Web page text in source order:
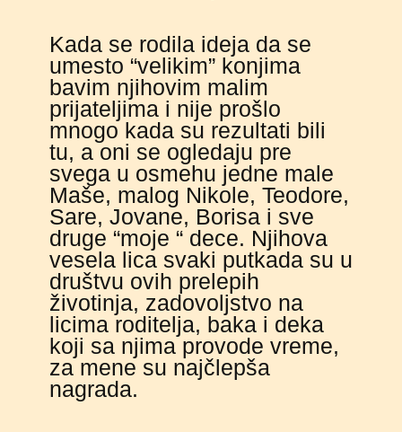
Kada se rodila ideja da se
umesto “velikim” konjima
bavim njihovim malim
prijateljima i nije prošlo
mnogo kada su rezultati bili
tu, a oni se ogledaju pre
svega u osmehu jedne male
Maše, malog Nikole, Teodore,
Sare, Jovane, Borisa i sve
druge “moje “ dece. Njihova
vesela lica svaki putkada su u
društvu ovih prelepih
životinja, zadovoljstvo na
licima roditelja, baka i deka
koji sa njima provode vreme,
za mene su najčlepša
nagrada.